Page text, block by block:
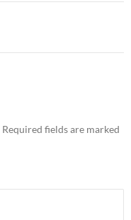
Required fields are marked